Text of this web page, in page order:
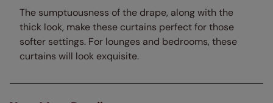
The sumptuousness of the drape, along with the
thick look, make these curtains perfect for those
softer settings. For lounges and bedrooms, these
curtains will look exquisite.